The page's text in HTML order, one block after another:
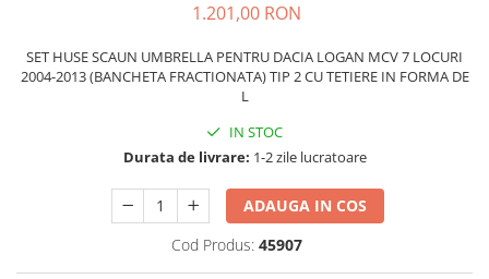
Huse Auto
Huse Scaune Auto
Covorase Auto/ Presuri Auto
Seturi Interior
Accesorii Siguranta Auto
1.201,00 RON
SET HUSE SCAUN UMBRELLA PENTRU DACIA LOGAN MCV 7 LOCURI
2004-2013 (BANCHETA FRACTIONATA) TIP 2 CU TETIERE IN FORMA DE
L
IN STOC
Durata de livrare: 1-2 zile lucratoare
ADAUGA IN COS
Cod Produs: 45907